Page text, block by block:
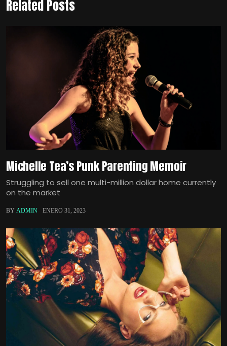
Related Posts
Michelle Tea’s Punk Parenting Memoir
Struggling to sell one multi-million dollar home currently
on the market
BY ADMIN ENERO 31, 2023